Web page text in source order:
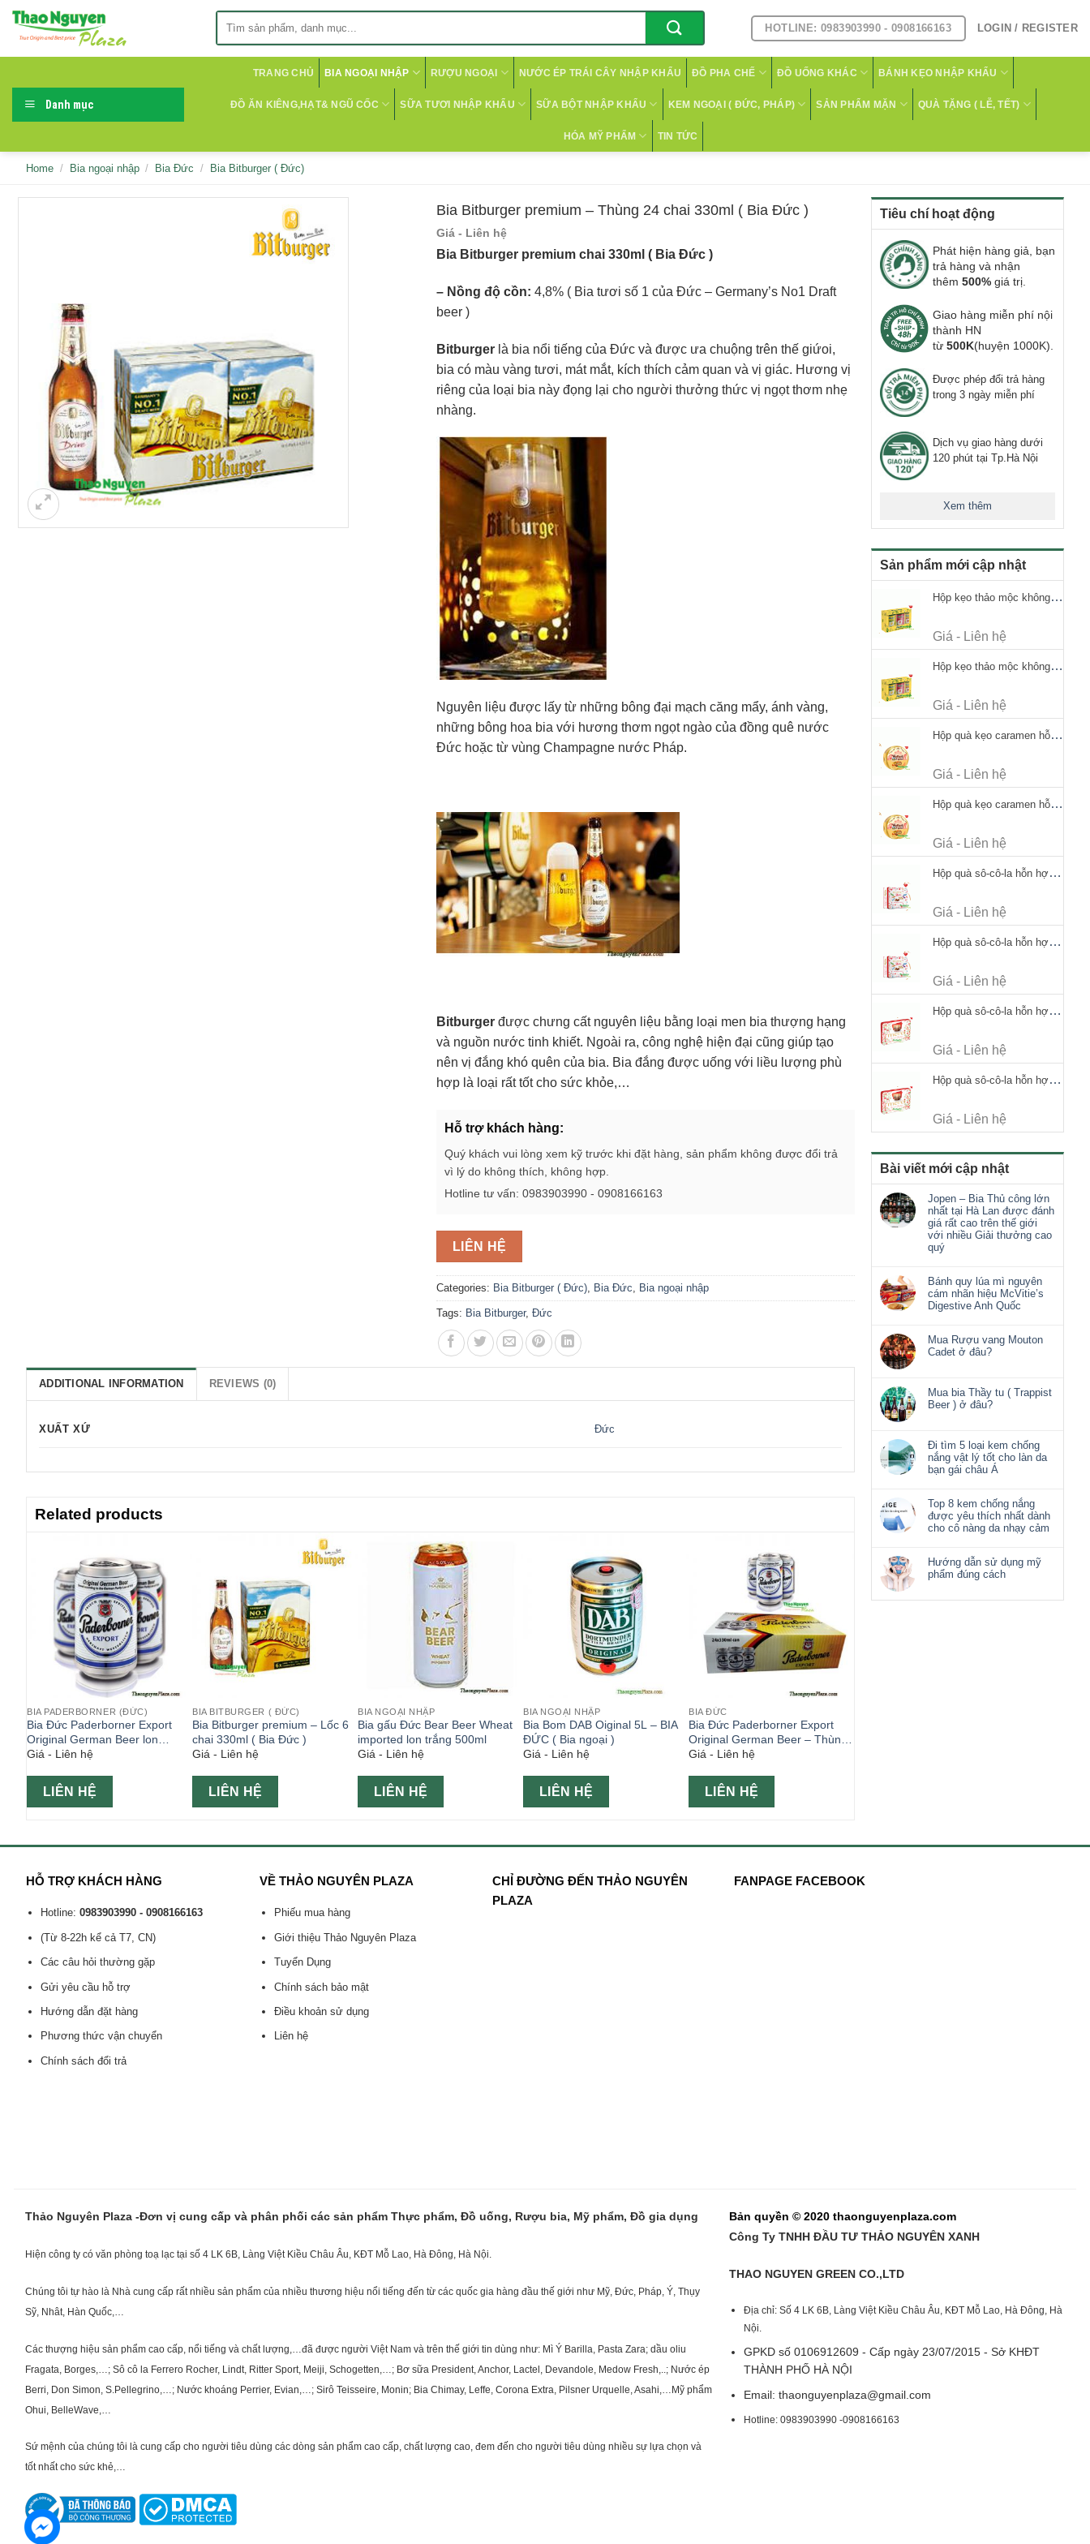
Skip
HOTLINE: 0983903990 - 0908166163 LOGIN / REGISTER
Danh mục
TRANG CHỦ BIA NGOẠI NHẬP RƯỢU NGOẠI NƯỚC ÉP TRÁI CÂY NHẬP KHẨU ĐỒ PHA CHẾ ĐỒ UỐNG KHÁC BÁNH KẸO NHẬP KHẨU
ĐỒ ĂN KIÊNG,HẠT& NGŨ CỐC SỮA TƯƠI NHẬP KHẨU SỮA BỘT NHẬP KHẨU KEM NGOẠI ( ĐỨC, PHÁP) SẢN PHẨM MẶN QUÀ TẶNG ( LỄ, TẾT)
HÓA MỸ PHẨM TIN TỨC
Home / Bia ngoại nhập / Bia Đức / Bia Bitburger ( Đức)
Tiêu chí hoạt động
Phát hiện hàng giả, bạn
trả hàng và nhận
thêm 500% giá trị.
Giao hàng miễn phí nội
thành HN
từ 500K(huyện 1000K).
Được phép đổi trả hàng
trong 3 ngày miễn phí
Dịch vụ giao hàng dưới
120 phút tại Tp.Hà Nội
Xem thêm
Sản phẩm mới cập nhật
Hộp kẹo thảo mộc không đường Ricola Signature 112.5g
Giá - Liên hệ
Hộp kẹo thảo mộc không đường Ricola Signature 112.5g
Giá - Liên hệ
Hộp quà kẹo caramen hỗn hợp Werther's Original Caramel Candy 170g
Giá - Liên hệ
Hộp quà kẹo caramen hỗn hợp Werther's Original Caramel Candy 170g
Giá - Liên hệ
Hộp quà sô-cô-la hỗn hợp Merci Petits Chocolate Collection 125g thiếc
Giá - Liên hệ
Hộp quà sô-cô-la hỗn hợp Merci Petits Chocolate Collection 125g thiếc
Giá - Liên hệ
Hộp quà sô-cô-la hỗn hợp Merci Finest Selection 250g thiếc
Giá - Liên hệ
Hộp quà sô-cô-la hỗn hợp Merci Finest Selection 250g thiếc
Giá - Liên hệ
Bài viết mới cập nhật
Jopen – Bia Thủ công lớn
nhất tại Hà Lan được đánh
giá rất cao trên thế giới
với nhiều Giải thưởng cao
quý
Bánh quy lúa mì nguyên
cám nhãn hiệu McVitie’s
Digestive Anh Quốc
Mua Rượu vang Mouton
Cadet ở đâu?
Mua bia Thầy tu ( Trappist
Beer ) ở đâu?
Đi tìm 5 loại kem chống
nắng vật lý tốt cho làn da
bạn gái châu Á
Top 8 kem chống nắng
được yêu thích nhất dành
cho cô nàng da nhạy cảm
Hướng dẫn sử dụng mỹ
phẩm đúng cách
Bia Bitburger premium – Thùng 24 chai 330ml ( Bia Đức )
Giá - Liên hệ
Bia Bitburger premium chai 330ml ( Bia Đức )
– Nồng độ cồn: 4,8% ( Bia tươi số 1 của Đức – Germany’s No1 Draft
beer )
Bitburger là bia nổi tiếng của Đức và được ưa chuộng trên thế giứoi,
bia có màu vàng tươi, mát mắt, kích thích cảm quan và vị giác. Hương vị
riêng của loại bia này đọng lại cho người thưởng thức vị ngọt thơm nhẹ
nhàng.
Nguyên liệu được lấy từ những bông đại mạch căng mẩy, ánh vàng,
những bông hoa bia với hương thơm ngọt ngào của đồng quê nước
Đức hoặc từ vùng Champagne nước Pháp.
Bitburger được chưng cất nguyên liệu bằng loại men bia thượng hạng
và nguồn nước tinh khiết. Ngoài ra, công nghệ hiện đại cũng giúp tạo
nên vị đắng khó quên của bia. Bia đắng được uống với liều lượng phù
hợp là loại rất tốt cho sức khỏe,…
Hỗ trợ khách hàng:
Quý khách vui lòng xem kỹ trước khi đặt hàng, sản phẩm không được đổi trả
vì lý do không thích, không hợp.
Hotline tư vấn: 0983903990 - 0908166163
LIÊN HỆ
Categories: Bia Bitburger ( Đức) Bia Đức Bia ngoại nhập
Tags: Bia Bitburger, Đức
ADDITIONAL INFORMATION REVIEWS (0)
XUẤT XỨ Đức
Related products
BIA PADERBORNER (ĐỨC)
Bia Đức Paderborner Export
Original German Beer lon
330ml
Giá - Liên hệ
LIÊN HỆ
BIA BITBURGER ( ĐỨC)
Bia Bitburger premium – Lốc 6
chai 330ml ( Bia Đức )
Giá - Liên hệ
LIÊN HỆ
BIA NGOẠI NHẬP
Bia gấu Đức Bear Beer Wheat
imported lon trắng 500ml
Giá - Liên hệ
LIÊN HỆ
BIA NGOẠI NHẬP
Bia Bom DAB Oiginal 5L – BIA
ĐỨC ( Bia ngoại )
Giá - Liên hệ
LIÊN HỆ
BIA ĐỨC
Bia Đức Paderborner Export
Original German Beer – Thùng
24 lon 330ml- Hộp Tết
Giá - Liên hệ
LIÊN HỆ
HỖ TRỢ KHÁCH HÀNG
Hotline: 0983903990 - 0908166163
(Từ 8-22h kể cả T7, CN)
Các câu hỏi thường gặp
Gửi yêu cầu hỗ trợ
Hướng dẫn đặt hàng
Phương thức vận chuyển
Chính sách đổi trả
VỀ THẢO NGUYÊN PLAZA
Phiếu mua hàng
Giới thiệu Thảo Nguyên Plaza
Tuyển Dụng
Chính sách bảo mật
Điều khoản sử dụng
Liên hệ
CHỈ ĐƯỜNG ĐẾN THẢO NGUYÊN
PLAZA
FANPAGE FACEBOOK
Thảo Nguyên Plaza -Đơn vị cung cấp và phân phối các sản phẩm Thực phẩm, Đồ uống, Rượu bia, Mỹ phẩm, Đồ gia dụng
Hiện công ty có văn phòng toạ lạc tại số 4 LK 6B, Làng Việt Kiều Châu Âu, KĐT Mỗ Lao, Hà Đông, Hà Nội.
Chúng tôi tự hào là Nhà cung cấp rất nhiều sản phẩm của nhiều thương hiệu nổi tiếng đến từ các quốc gia hàng đầu thế giới như Mỹ, Đức, Pháp, Ý, Thụy
Sỹ, Nhât, Hàn Quốc,…
Các thượng hiệu sản phẩm cao cấp, nổi tiếng và chất lượng,…đã được người Việt Nam và trên thế giới tin dùng như: Mì Ý Barilla, Pasta Zara; dầu oliu
Fragata, Borges,…; Sô cô la Ferrero Rocher, Lindt, Ritter Sport, Meiji, Schogetten,…; Bơ sữa President, Anchor, Lactel, Devandole, Medow Fresh,..; Nước ép
Berri, Don Simon, S.Pellegrino,…; Nước khoáng Perrier, Evian,…; Sirô Teisseire, Monin; Bia Chimay, Leffe, Corona Extra, Pilsner Urquelle, Asahi,…Mỹ phẩm
Ohui, BelleWave,…
Sứ mệnh của chúng tôi là cung cấp cho người tiêu dùng các dòng sản phẩm cao cấp, chất lượng cao, đem đến cho người tiêu dùng nhiều sự lựa chọn và
tốt nhất cho sức khẻ,…
Bản quyền © 2020 thaonguyenplaza.com
Công Ty TNHH ĐẦU TƯ THẢO NGUYÊN XANH
THAO NGUYEN GREEN CO.,LTD
Địa chỉ: Số 4 LK 6B, Làng Việt Kiều Châu Âu, KĐT Mỗ Lao, Hà Đông, Hà
Nội.
GPKD số 0106912609 - Cấp ngày 23/07/2015 - Sở KHĐT
THÀNH PHỐ HÀ NỘI
Email:thaonguyenplaza@gmail.com
Hotline: 0983903990 -0908166163